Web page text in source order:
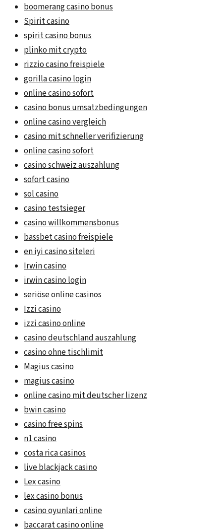
boomerang casino bonus
Spirit casino
spirit casino bonus
plinko mit crypto
rizzio casino freispiele
gorilla casino login
online casino sofort
casino bonus umsatzbedingungen
online casino vergleich
casino mit schneller verifizierung
online casino sofort
casino schweiz auszahlung
sofort casino
sol casino
casino testsieger
casino willkommensbonus
bassbet casino freispiele
en iyi casino siteleri
Irwin casino
irwin casino login
seriöse online casinos
Izzi casino
izzi casino online
casino deutschland auszahlung
casino ohne tischlimit
Magius casino
magius casino
online casino mit deutscher lizenz
bwin casino
casino free spins
n1 casino
costa rica casinos
live blackjack casino
Lex casino
lex casino bonus
casino oyunlari online
baccarat casino online